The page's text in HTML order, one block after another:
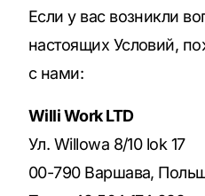
Если у вас возникли
настоящих Условий,
с нами:
Willi Work LTD
Ул. Willowa 8/10 lok 17
00-790 Варшава,